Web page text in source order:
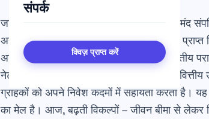
संपर्क
क्विज़ प्राप्त करें
जटिल वित्तीय और निवेश की दुनिया में, एक भरोसेमंद
अनुकूलित किया जा सके और अपनी वित्तीय लक्ष्य
अनिवार्य केंद्र के रूप में स्थापित करता है, जो वित्तीय
नेटवर्क, जो वित्तीय योजना और कड़ाई से चुने गए
ग्राहकों को अपने निवेश कदमों में सहायता करता है।
का मेल है। आज, बढ़ती विकल्पों – जीवन बीमा से